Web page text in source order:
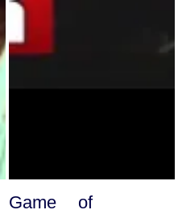
Game of